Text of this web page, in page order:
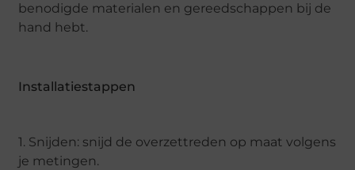
benodigde materialen en gereedschappen bij de
hand hebt.
Installatiestappen
1. Snijden: snijd de overzettreden op maat volgens
je metingen.